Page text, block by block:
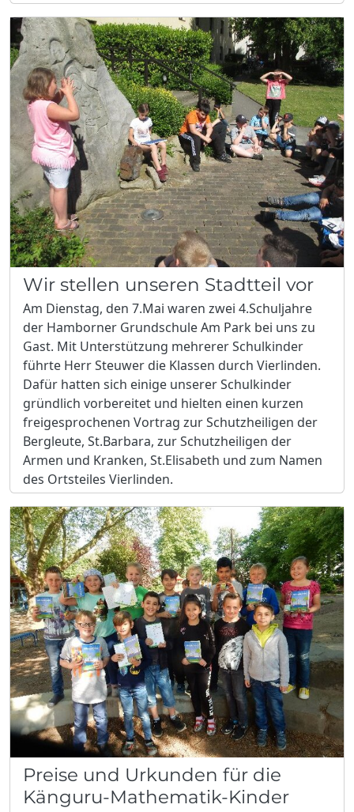
Wir stellen unseren Stadtteil vor
Am Dienstag, den 7.Mai waren zwei 4.Schuljahre
der Hamborner Grundschule Am Park bei uns zu
Gast. Mit Unterstützung mehrerer Schulkinder
führte Herr Steuwer die Klassen durch Vierlinden.
Dafür hatten sich einige unserer Schulkinder
gründlich vorbereitet und hielten einen kurzen
freigesprochenen Vortrag zur Schutzheiligen der
Bergleute, St.Barbara, zur Schutzheiligen der
Armen und Kranken, St.Elisabeth und zum Namen
des Ortsteiles Vierlinden.
Preise und Urkunden für die
Känguru-Mathematik-Kinder